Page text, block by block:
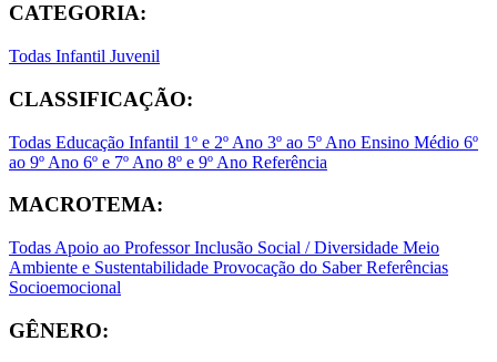
CATEGORIA:
Todas Infantil Juvenil
CLASSIFICAÇÃO:
Todas Educação Infantil 1º e 2º Ano 3º ao 5º Ano Ensino Médio 6º
ao 9º Ano 6º e 7º Ano 8º e 9º Ano Referência
MACROTEMA:
Todas Apoio ao ProfessorInclusão Social / Diversidade Meio
Ambiente e Sustentabilidade Provocação do SaberReferências
Socioemocional
GÊNERO: